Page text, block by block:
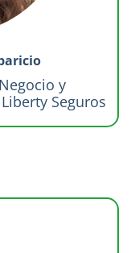
y
Seguros